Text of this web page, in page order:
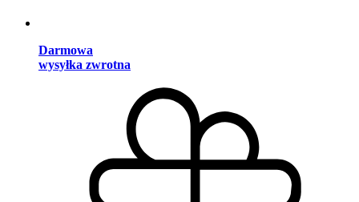
Darmowa
wysyłka zwrotna